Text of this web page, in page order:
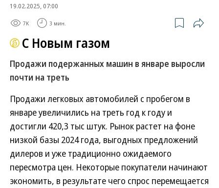
19.02.2025, 07:00
7K 3 мин.
С Новым газом
Продажи подержанных машин в январе выросли
почти на треть
Продажи легковых автомобилей с пробегом в
январе увеличились на треть год к году и
достигли 420,3 тыс штук. Рынок растет на фоне
низкой базы 2024 года, выгодных предложений
дилеров и уже традиционно ожидаемого
пересмотра цен. Некоторые покупатели начинают
экономить, в результате чего спрос перемещается